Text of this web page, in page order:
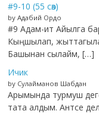
#9-10 (55 сөз)
by Адабий Ордо
#9 Адам-ит Айылга
Кыңшылап,
Башынан сылайм, […]
Ичик
by Сулайманов Шабдан
Арымында турмуш
тата алдым. Антсе